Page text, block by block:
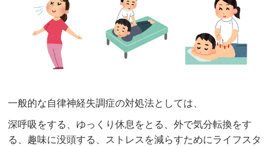
一般的な自律神経失調症の対処法としては、
深呼吸をする、ゆっくり休息をとる、外で気分転換をす
る、趣味に没頭する、ストレスを減らすためにライフスタ